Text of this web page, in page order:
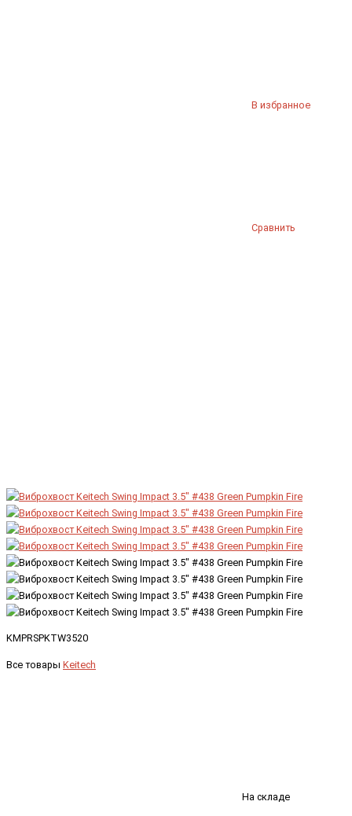
В избранное
Сравнить
KMPRSPKTW3520
Все товары Keitech
На складе